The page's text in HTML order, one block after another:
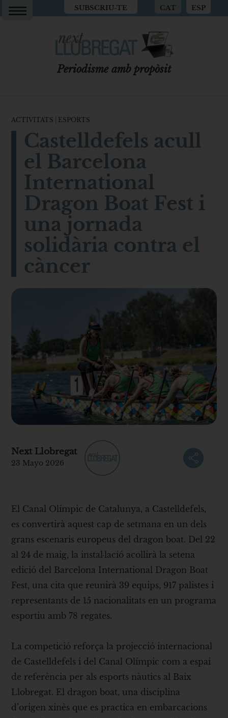
SUBSCRIU-TE CAT ESP
Periodisme amb propòsit
ACTIVITATS ESPORTS
Castelldefels acull
el Barcelona
International
Dragon Boat Fest i
una jornada
solidària contra el
càncer
Next Llobregat
23 Mayo 2026
El Canal Olímpic de Catalunya, a Castelldefels,
es convertirà aquest cap de setmana en un dels
grans escenaris europeus del dragon boat. Del 22
al 24 de maig, la instal·lació acollirà la setena
edició del Barcelona International Dragon Boat
Fest, una cita que reunirà 39 equips, 917 palistes i
representants de 15 nacionalitats en un programa
esportiu amb 78 regates.
La competició reforça la projecció internacional
de Castelldefels i del Canal Olímpic com a espai
de referència per als esports nàutics al Baix
Llobregat. El dragon boat, una disciplina
d’origen xinès que es practica en embarcacions